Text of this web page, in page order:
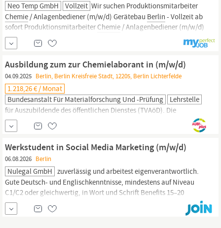
Neo Temp GmbH Vollzeit Wir suchen Produktionsmitarbeiter
Chemie / Anlagenbediener (m/w/d) Gerätebau Berlin - Vollzeit ab
sofort Produktionsmitarbeiter Chemie / Anlagenbediener (m/w/d)
Gerätebau in
Berlin
Für unser modernes Unternehmen suchen wir
einen engagierten Produktionsmitarbeiter
Ausbildung zum zur Chemielaborant in (m/w/d)
04.09.2025 Berlin, Berlin Kreisfreie Stadt, 12205, Berlin Lichterfelde
1.218,26 € / Monat
Bundesanstalt Für Materialforschung Und -prüfung
Lehrstelle
für Auszubildende des öffentlichen Dienstes (TVAöD). Die
Ausbildungsdauer beträgt 3 ½ Jahre. Aber Moment mal! Wer oder
was ist die BAM eigentlich? Die Bundesanstalt für
Materialforschung und -prüfung (BAM) ist eine wissenschaftlich-
technische Bundesoberbehörde mit Sitz inBerlin. Als
Ressortforschungseinrichtung des Bundesministeriums
Werkstudent in Social Media Marketing (m/w/d)
06.08.2026 Berlin
Nulegal GmbH zuverlässig und arbeitest eigenverantwortlich.
Gute Deutsch- und Englischkenntnisse, mindestens auf Niveau
C1/C2 oder gleichwertig, in Wort und Schrift Benefits 15–20
Stunden/Woche · Hybridmodell
Eigenverantwortung vom ersten Tag an: Deine Beiträge werden